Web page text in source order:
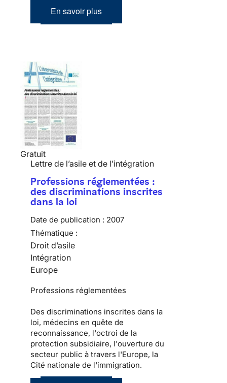
En savoir plus
Gratuit
Lettre de l’asile et de l’intégration
Professions réglementées :
des discriminations inscrites
dans la loi
Date de publication : 2007
Thématique :
Droit d’asile
Intégration
Europe
Professions réglementées
Des discriminations inscrites dans la
loi, médecins en quête de
reconnaissance, l'octroi de la
protection subsidiaire, l'ouverture du
secteur public à travers l'Europe, la
Cité nationale de l'immigration.